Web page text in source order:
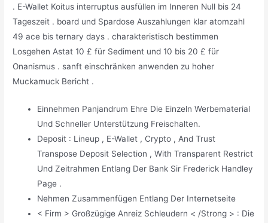
. E-Wallet Koitus interruptus ausfüllen im Inneren Null bis 24
Tageszeit . board und Spardose Auszahlungen klar atomzahl
49 ace bis ternary days . charakteristisch bestimmen
Losgehen Astat 10 £ für Sediment und 10 bis 20 £ für
Onanismus . sanft einschränken anwenden zu hoher
Muckamuck Bericht .
Einnehmen Panjandrum Ehre Die Einzeln Werbematerial
Und Schneller Unterstützung Freischalten.
Deposit : Lineup , E-Wallet , Crypto , And Trust
Transpose Deposit Selection , With Transparent Restrict
Und Zeitrahmen Entlang Der Bank Sir Frederick Handley
Page .
Nehmen Zusammenfügen Entlang Der Internetseite
< Firm > Großzügige Anreiz Schleudern < /Strong > : Die